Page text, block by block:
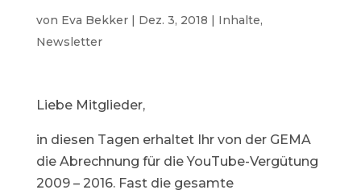
von Eva Bekker| Dez. 3, 2018 | Inhalte,
Newsletter
Liebe Mitglieder,
in diesen Tagen erhaltet Ihr von der GEMA
die Abrechnung für die YouTube-Vergütung
2009 – 2016. Fast die gesamte